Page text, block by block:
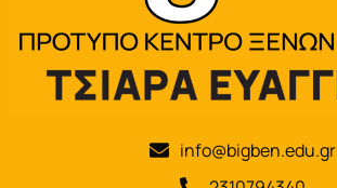
info@bigben.edu.gr